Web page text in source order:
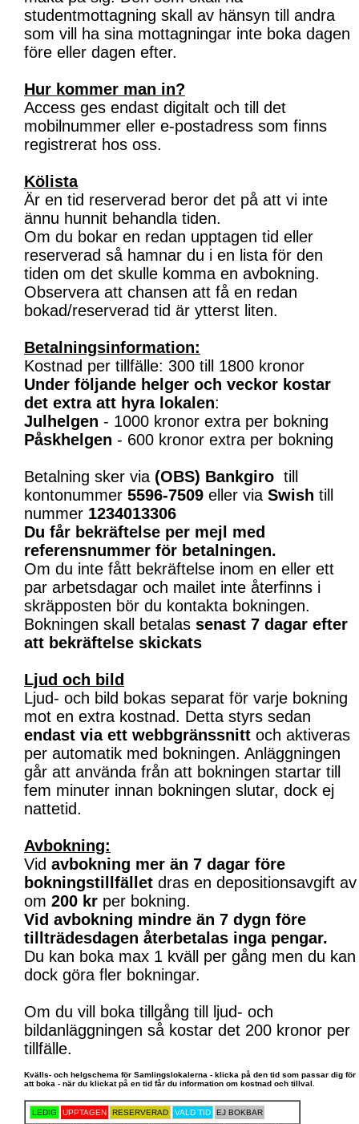
studentmottagning skall av hänsyn till andra
som vill ha sina mottagningar inte boka dagen
före eller dagen efter.
Hur kommer man in?
Access ges endast digitalt och till det
mobilnummer eller e-postadress som finns
registrerat hos oss.
Kölista
Är en tid reserverad beror det på att vi inte
ännu hunnit behandla tiden.
Om du bokar en redan upptagen tid eller
reserverad så hamnar du i en lista för den
tiden om det skulle komma en avbokning.
Observera att chansen att få en redan
bokad/reserverad tid är ytterst liten.
Betalningsinformation:
Kostnad per tillfälle: 300 till 1800 kronor
Under följande helger och veckor kostar
det extra att hyra lokalen:
Julhelgen - 1000 kronor extra per bokning
Påskhelgen - 600 kronor extra per bokning
Betalning sker via (OBS) Bankgiro till
kontonummer 5596-7509 eller via Swish till
nummer 1234013306
Du får bekräftelse per mejl med
referensnummer för betalningen.
Om du inte fått bekräftelse inom en eller ett
par arbetsdagar och mailet inte återfinns i
skräpposten bör du kontakta bokningen.
Bokningen skall betalas senast 7 dagar efter
att bekräftelse skickats
Ljud och bild
Ljud- och bild bokas separat för varje bokning
mot en extra kostnad. Detta styrs sedan
endast via ett webbgränssnitt och aktiveras
per automatik med bokningen. Anläggningen
går att använda från att bokningen startar till
fem minuter innan bokningen slutar, dock ej
nattetid.
Avbokning:
Vid avbokning mer än 7 dagar före
bokningstillfället dras en depositionsavgift av
om 200 kr per bokning.
Vid avbokning mindre än 7 dygn före
tillträdesdagen återbetalas inga pengar.
Du kan boka max 1 kväll per gång men du kan
dock göra fler bokningar.
Om du vill boka tillgång till ljud- och
bildanläggningen så kostar det 200 kronor per
tillfälle.
Kvälls- och helgschema för Samlingslokalerna - klicka på den tid som passar dig för
att boka - när du klickat på en tid får du information om kostnad och tillval.
LEDIG UPPTAGEN RESERVERAD VALD TID EJ BOKBAR